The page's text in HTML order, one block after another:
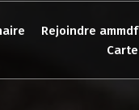
Rejoindre ammdf
Carte